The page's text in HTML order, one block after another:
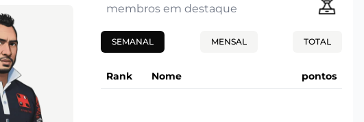
membros em destaque
SEMANAL MENSAL TOTAL
Rank Nome pontos